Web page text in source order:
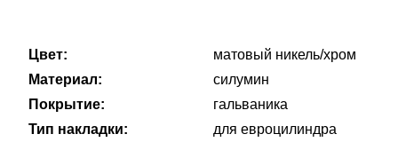
Цвет:
матовый никель/хром
Материал:
силумин
Покрытие:
гальваника
Тип накладки:
для евроцилиндра